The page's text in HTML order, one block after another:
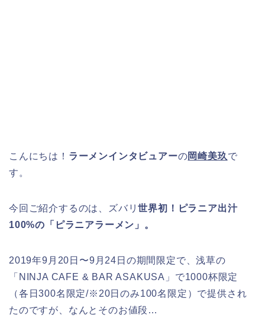
こんにちは！ ラーメンインタビュアーの岡崎美玖 で
す。
今回ご紹介するのは、ズバリ世界初！ピラニア出汁
100%の「ピラニアラーメン」。
2019年9月20日〜9月24日の期間限定で、浅草の
「NINJA CAFE & BAR ASAKUSA」で1000杯限定
（各日300名限定/※20日のみ100名限定）で提供され
たのですが、なんとそのお値段…